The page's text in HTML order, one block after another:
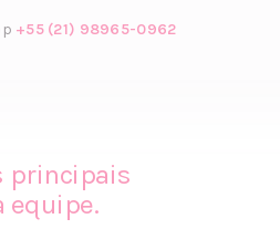
+55 (21) 98965-0962
principais
equipe.